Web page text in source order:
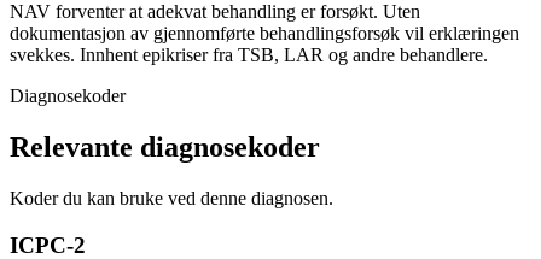
NAV forventer at adekvat behandling er forsøkt. Uten
dokumentasjon av gjennomførte behandlingsforsøk vil erklæringen
svekkes. Innhent epikriser fra TSB, LAR og andre behandlere.
Diagnosekoder
Relevante diagnosekoder
Koder du kan bruke ved denne diagnosen.
ICPC-2